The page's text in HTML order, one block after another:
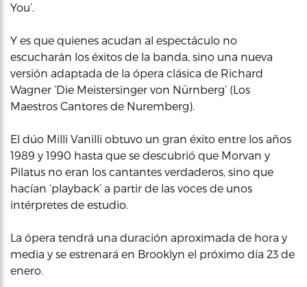
You’.
Y es que quienes acudan al espectáculo no
escucharán los éxitos de la banda, sino una nueva
versión adaptada de la ópera clásica de Richard
Wagner ‘Die Meistersinger von Nürnberg’ (Los
Maestros Cantores de Nuremberg).
El dúo Milli Vanilli obtuvo un gran éxito entre los años
1989 y 1990 hasta que se descubrió que Morvan y
Pilatus no eran los cantantes verdaderos, sino que
hacían ‘playback’ a partir de las voces de unos
intérpretes de estudio.
La ópera tendrá una duración aproximada de hora y
media y se estrenará en Brooklyn el próximo día 23 de
enero.